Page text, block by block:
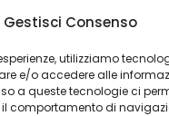
Gestisci Consenso
utilizziamo
e/o accedere alle
a queste tecnologie ci
comportamento di